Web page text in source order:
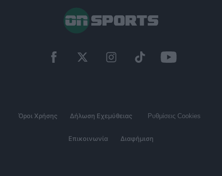
Όροι Χρήσης Δήλωση Εχεμύθειας Ρυθμίσεις Cookies
Επικοινωνία Διαφήμιση